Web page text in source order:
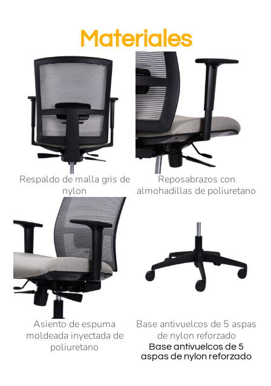
Materiales
Respaldo de malla gris de
nylon
Reposabrazos con
almohadillas de poliuretano
Asiento de espuma
moldeada inyectada de
poliuretano
Base antivuelcos de 5 aspas
de nylon reforzado
Base antivuelcos de 5
aspas de nylon reforzado